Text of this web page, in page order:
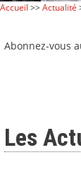
Accueil >>Actualité
Abonnez-vous
Les